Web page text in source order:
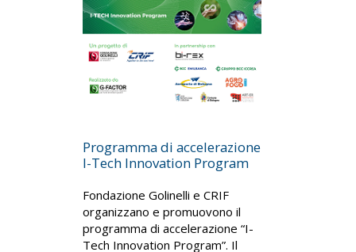
Programma di accelerazione
I-Tech Innovation Program
Fondazione Golinelli e CRIF
organizzano e promuovono il
programma di accelerazione “I-
Tech Innovation Program”. Il